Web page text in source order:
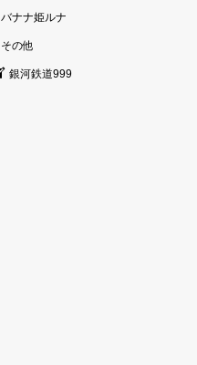
バナナ姫ルナ
その他
銀河鉄道999